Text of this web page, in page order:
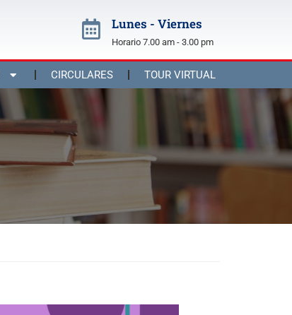
Lunes - Viernes
Horario 7.00 am - 3.00 pm
CIRCULARES TOUR VIRTUAL